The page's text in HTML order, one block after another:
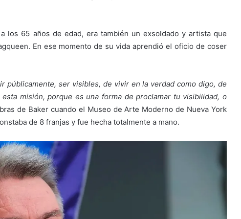
los 65 años de edad, era también un exsoldado y artista que
En ese momento de su vida aprendió el oficio de coser
públicamente, ser visibles, de vivir en la verdad como digo, de
misión, porque es una forma de proclamar tu visibilidad, o
de Baker cuando el Museo de Arte Moderno de Nueva York
de 8 franjas y fue hecha totalmente a mano.